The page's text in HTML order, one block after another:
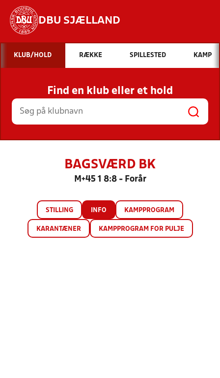
DBU SJÆLLAND
Hvad vil du søge efter?
INDHOLD OG NYHEDER
STILLINGER, RESULTATER, KLUBBER OG
HOLD
KLUB/HOLD RÆKKE SPILLESTED KAMP
Find en klub eller et hold
BAGSVÆRD BK
M+45 1 8:8 - Forår
STILLING INFO KAMPPROGRAM
KARANTÆNER KAMPPROGRAM FOR PULJE